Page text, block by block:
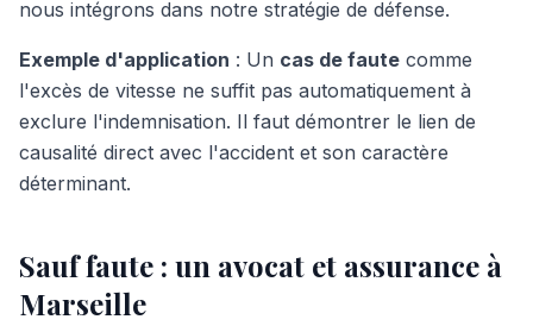
nous intégrons dans notre stratégie de défense.
Exemple d'application : Un cas de faute comme
l'excès de vitesse ne suffit pas automatiquement à
exclure l'indemnisation. Il faut démontrer le lien de
causalité direct avec l'accident et son caractère
déterminant.
Sauf faute : un avocat et assurance à
Marseille